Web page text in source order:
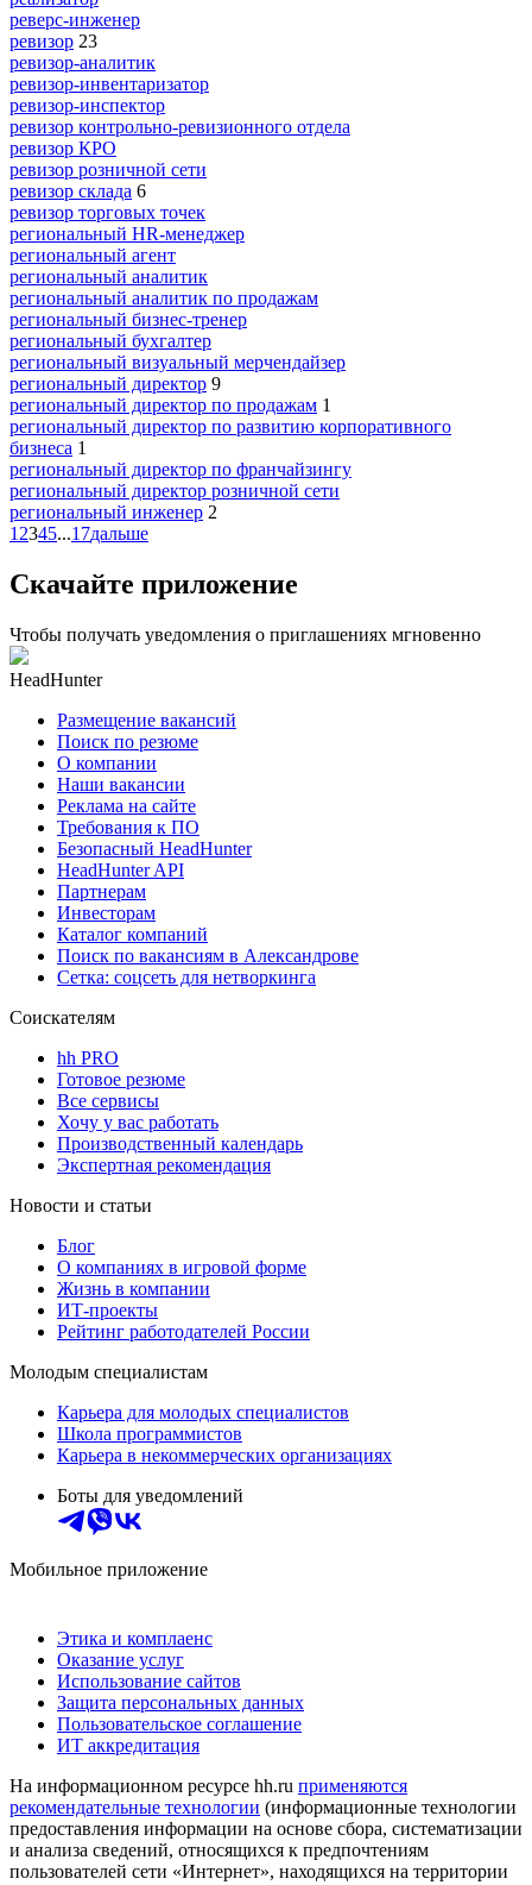
реверс-инженер
ревизор 23
ревизор-аналитик
ревизор-инвентаризатор
ревизор-инспектор
ревизор контрольно-ревизионного отдела
ревизор КРО
ревизор розничной сети
ревизор склада 6
ревизор торговых точек
региональный HR-менеджер
региональный агент
региональный аналитик
региональный аналитик по продажам
региональный бизнес-тренер
региональный бухгалтер
региональный визуальный мерчендайзер
региональный директор 9
региональный директор по продажам 1
региональный директор по развитию корпоративного
бизнеса 1
региональный директор по франчайзингу
региональный директор розничной сети
региональный инженер 2
1 2345...17дальше
Скачайте приложение
Чтобы получать уведомления о приглашениях мгновенно
HeadHunter
Размещение вакансий
Поиск по резюме
О компании
Наши вакансии
Реклама на сайте
Требования к ПО
Безопасный HeadHunter
HeadHunter API
Партнерам
Инвесторам
Каталог компаний
Поиск по вакансиям в Александрове
Сетка: соцсеть для нетворкинга
Соискателям
hh PRO
Готовое резюме
Все сервисы
Хочу у вас работать
Производственный календарь
Экспертная рекомендация
Новости и статьи
Блог
О компаниях в игровой форме
Жизнь в компании
ИТ-проекты
Рейтинг работодателей России
Молодым специалистам
Карьера для молодых специалистов
Школа программистов
Карьера в некоммерческих организациях
Боты для уведомлений
Мобильное приложение
Этика и комплаенс
Оказание услуг
Использование сайтов
Защита персональных данных
Пользовательское соглашение
ИТ аккредитация
На информационном ресурсе hh.ru применяются
рекомендательные технологии (информационные технологии
предоставления информации на основе сбора, систематизации
и анализа сведений, относящихся к предпочтениям
пользователей сети «Интернет», находящихся на территории